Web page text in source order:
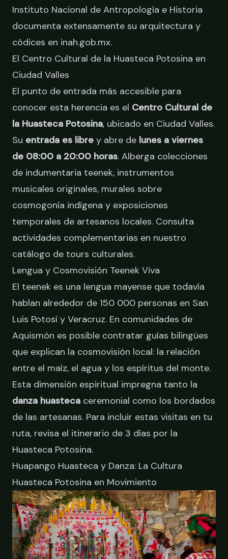
Instituto Nacional de Antropología e Historia
documenta extensamente su arquitectura y
códices en inah.gob.mx.
El Centro Cultural de la Huasteca Potosina en
Ciudad Valles
El punto de entrada más accesible para
conocer esta herencia es el Centro Cultural de
la Huasteca Potosina, ubicado en Ciudad Valles.
Su entrada es libre y abre de lunes a viernes
de 08:00 a 20:00 horas. Alberga colecciones
de indumentaria teenek, instrumentos
musicales originales, murales sobre
cosmogonía indígena y exposiciones
temporales de artesanos locales. Consulta
actividades complementarias en nuestro
catálogo de tours culturales.
Lengua y Cosmovisión Teenek Viva
El teenek es una lengua mayense que todavía
hablan alrededor de 150 000 personas en San
Luis Potosí y Veracruz. En comunidades de
Aquismón es posible contratar guías bilingües
que explican la cosmovisión local: la relación
entre el maíz, el agua y los espíritus del monte.
Esta dimensión espiritual impregna tanto la
danza huasteca ceremonial como los bordados
de las artesanas. Para incluir estas visitas en tu
ruta, revisa el itinerario de 3 días por la
Huasteca Potosina.
Huapango Huasteca y Danza: La Cultura
Huasteca Potosina en Movimiento